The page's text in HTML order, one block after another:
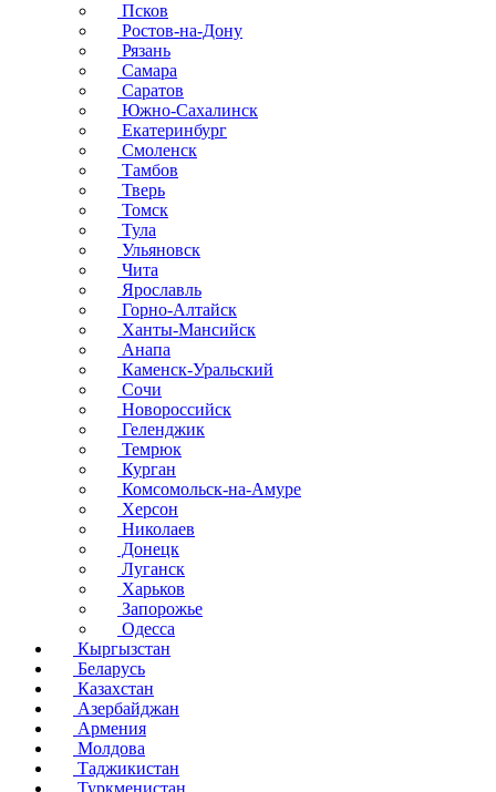
Псков
Ростов-на-Дону
Рязань
Самара
Саратов
Южно-Сахалинск
Екатеринбург
Смоленск
Тамбов
Тверь
Томск
Тула
Ульяновск
Чита
Ярославль
Горно-Алтайск
Ханты-Мансийск
Анапа
Каменск-Уральский
Сочи
Новороссийск
Геленджик
Темрюк
Курган
Комсомольск-на-Амуре
Херсон
Николаев
Донецк
Луганск
Харьков
Запорожье
Одесса
Кыргызстан
Беларусь
Казахстан
Азербайджан
Армения
Молдова
Таджикистан
Туркменистан